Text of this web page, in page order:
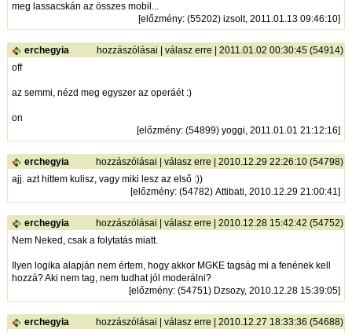
meg lassacskán az összes mobil...
[előzmény: (55202) izsolt, 2011.01.13 09:46:10]
erchegyia hozzászólásai |válasz erre | 2011.01.02 00:30:45 (54914)
off
az semmi, nézd meg egyszer az operáét :)
on
[előzmény: (54899) yoggi, 2011.01.01 21:12:16]
erchegyia hozzászólásai |válasz erre | 2010.12.29 22:26:10 (54798)
ajj. azt hittem kulisz, vagy miki lesz az első :))
[előzmény: (54782) Attibati, 2010.12.29 21:00:41]
erchegyia hozzászólásai |válasz erre | 2010.12.28 15:42:42 (54752)
Nem Neked, csak a folytatás miatt.
Ilyen logika alapján nem értem, hogy akkor MGKE tagság mi a fenének kell
hozzá? Aki nem tag, nem tudhat jól moderálni?
[előzmény: (54751) Dzsozy, 2010.12.28 15:39:05]
erchegyia hozzászólásai |válasz erre | 2010.12.27 18:33:36 (54688)